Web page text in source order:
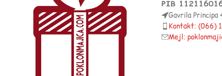
PIB
Gavrila Principa
Kontakt: (066)
Mejl: